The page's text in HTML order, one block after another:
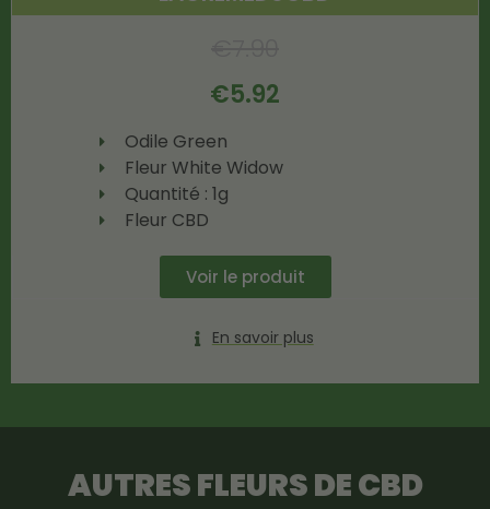
€5.92
Odile Green
Fleur White Widow
Quantité : 1g
Fleur CBD
Voir le produit
En savoir plus
AUTRES FLEURS DE CBD